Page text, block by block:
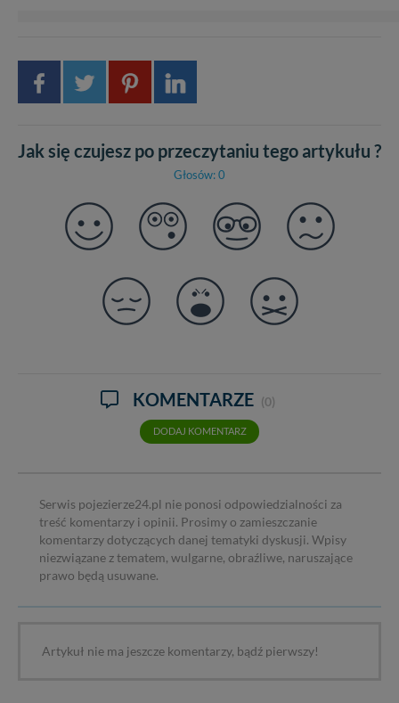
Jak się czujesz po przeczytaniu tego artykułu ?
Głosów: 0
KOMENTARZE (0)
DODAJ KOMENTARZ
Serwis pojezierze24.pl nie ponosi odpowiedzialności za
treść komentarzy i opinii. Prosimy o zamieszczanie
komentarzy dotyczących danej tematyki dyskusji. Wpisy
niezwiązane z tematem, wulgarne, obraźliwe, naruszające
prawo będą usuwane.
Artykuł nie ma jeszcze komentarzy, bądź pierwszy!